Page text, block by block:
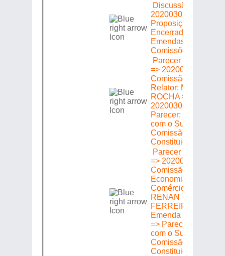
Discussão Única =>
20200302178 =>
Proposição =>
Encerrada Volta
Emendas às
Comissões
Parecer em
=> 20200302178 =>
Comissão de Saúde
Relator: MARTHA
ROCHA => Emenda
2020030212178 =>
Parecer: Favorável
com o Substitutivo
Comissão de
Constituição e
Parecer em
=> 20200302178 =>
Comissão de
Economia Indústria
Comércio =>
RENAN
FERREIRINHA =>
Emenda
=> Parecer:
com o Substitutivo
Comissão de
Constituição e